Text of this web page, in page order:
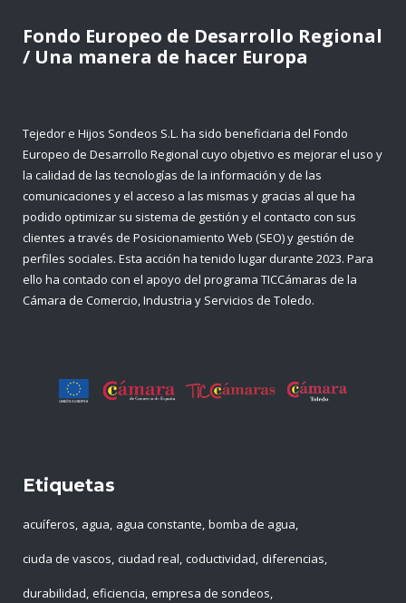
Fondo Europeo de Desarrollo Regional
/ Una manera de hacer Europa
Tejedor e Hijos Sondeos S.L. ha sido beneficiaria del Fondo
Europeo de Desarrollo Regional cuyo objetivo es mejorar el uso y
la calidad de las tecnologías de la información y de las
comunicaciones y el acceso a las mismas y gracias al que ha
podido optimizar su sistema de gestión y el contacto con sus
clientes a través de Posicionamiento Web (SEO) y gestión de
perfiles sociales. Esta acción ha tenido lugar durante 2023. Para
ello ha contado con el apoyo del programa TICCámaras de la
Cámara de Comercio, Industria y Servicios de Toledo.
Etiquetas
acuíferos agua agua constante bomba de agua
ciuda de vascos ciudad real coductividad diferencias
durabilidad eficiencia empresa de sondeos